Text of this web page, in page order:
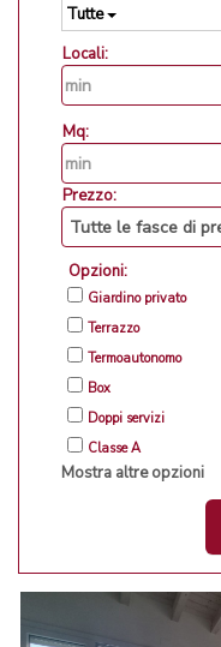
Tutte
Locali:
Mq:
Prezzo:
Opzioni:
Giardino privato
Terrazzo
Termoautonomo
Box
Doppi servizi
Classe A
Mostra altre opzioni